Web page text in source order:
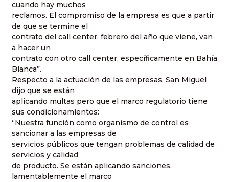
cuando hay muchos
reclamos. El compromiso de la empresa es que a partir
de que se termine el
contrato del call center, febrero del año que viene, van
a hacer un
contrato con otro call center, específicamente en Bahía
Blanca”.
Respecto a la actuación de las empresas, San Miguel
dijo que se están
aplicando multas pero que el marco regulatorio tiene
sus condicionamientos:
“Nuestra función como organismo de control es
sancionar a las empresas de
servicios públicos que tengan problemas de calidad de
servicios y calidad
de producto. Se están aplicando sanciones,
lamentablemente el marco